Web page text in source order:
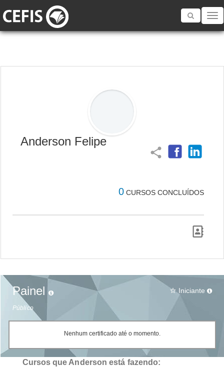
Toggle
Anderson Felipe
share
0 CURSOS CONCLUÍDOS
Painel
Público
star_border Iniciante
Nenhum certificado até o momento.
Cursos que Anderson está fazendo: